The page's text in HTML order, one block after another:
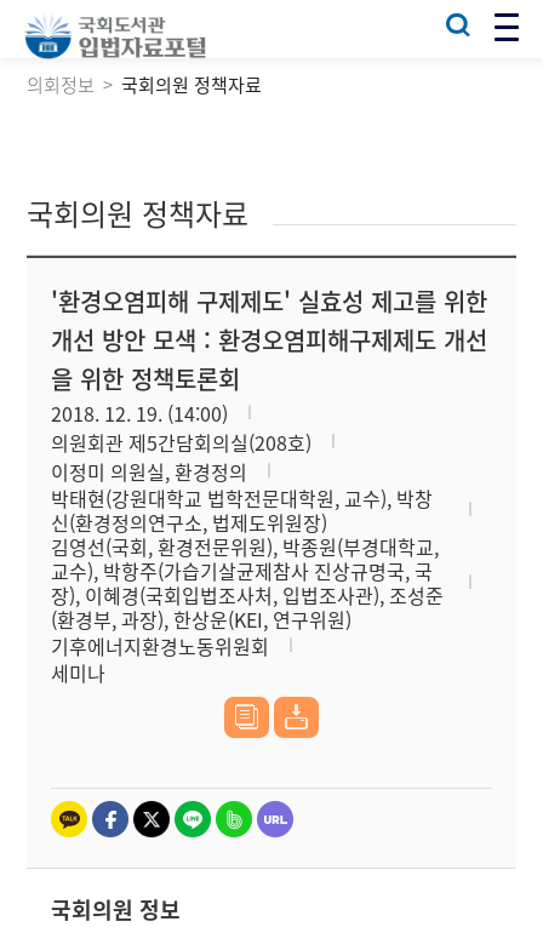
의회정보 국회의원 정책자료
국회의원 정책자료
'환경오염피해 구제제도' 실효성 제고를 위한
개선 방안 모색 : 환경오염피해구제제도 개선
을 위한 정책토론회
2018. 12. 19. (14:00)
의원회관 제5간담회의실(208호)
이정미 의원실, 환경정의
박태현(강원대학교 법학전문대학원, 교수), 박창
신(환경정의연구소, 법제도위원장)
김영선(국회, 환경전문위원), 박종원(부경대학교,
교수), 박항주(가습기살균제참사 진상규명국, 국
장), 이혜경(국회입법조사처, 입법조사관), 조성준
(환경부, 과장), 한상운(KEI, 연구위원)
기후에너지환경노동위원회
세미나
국회의원 정보